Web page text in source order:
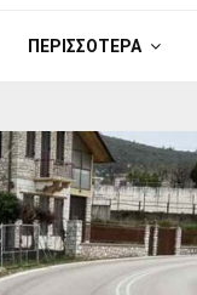
ΠΕΡΙΣΣΌΤΕΡΑ